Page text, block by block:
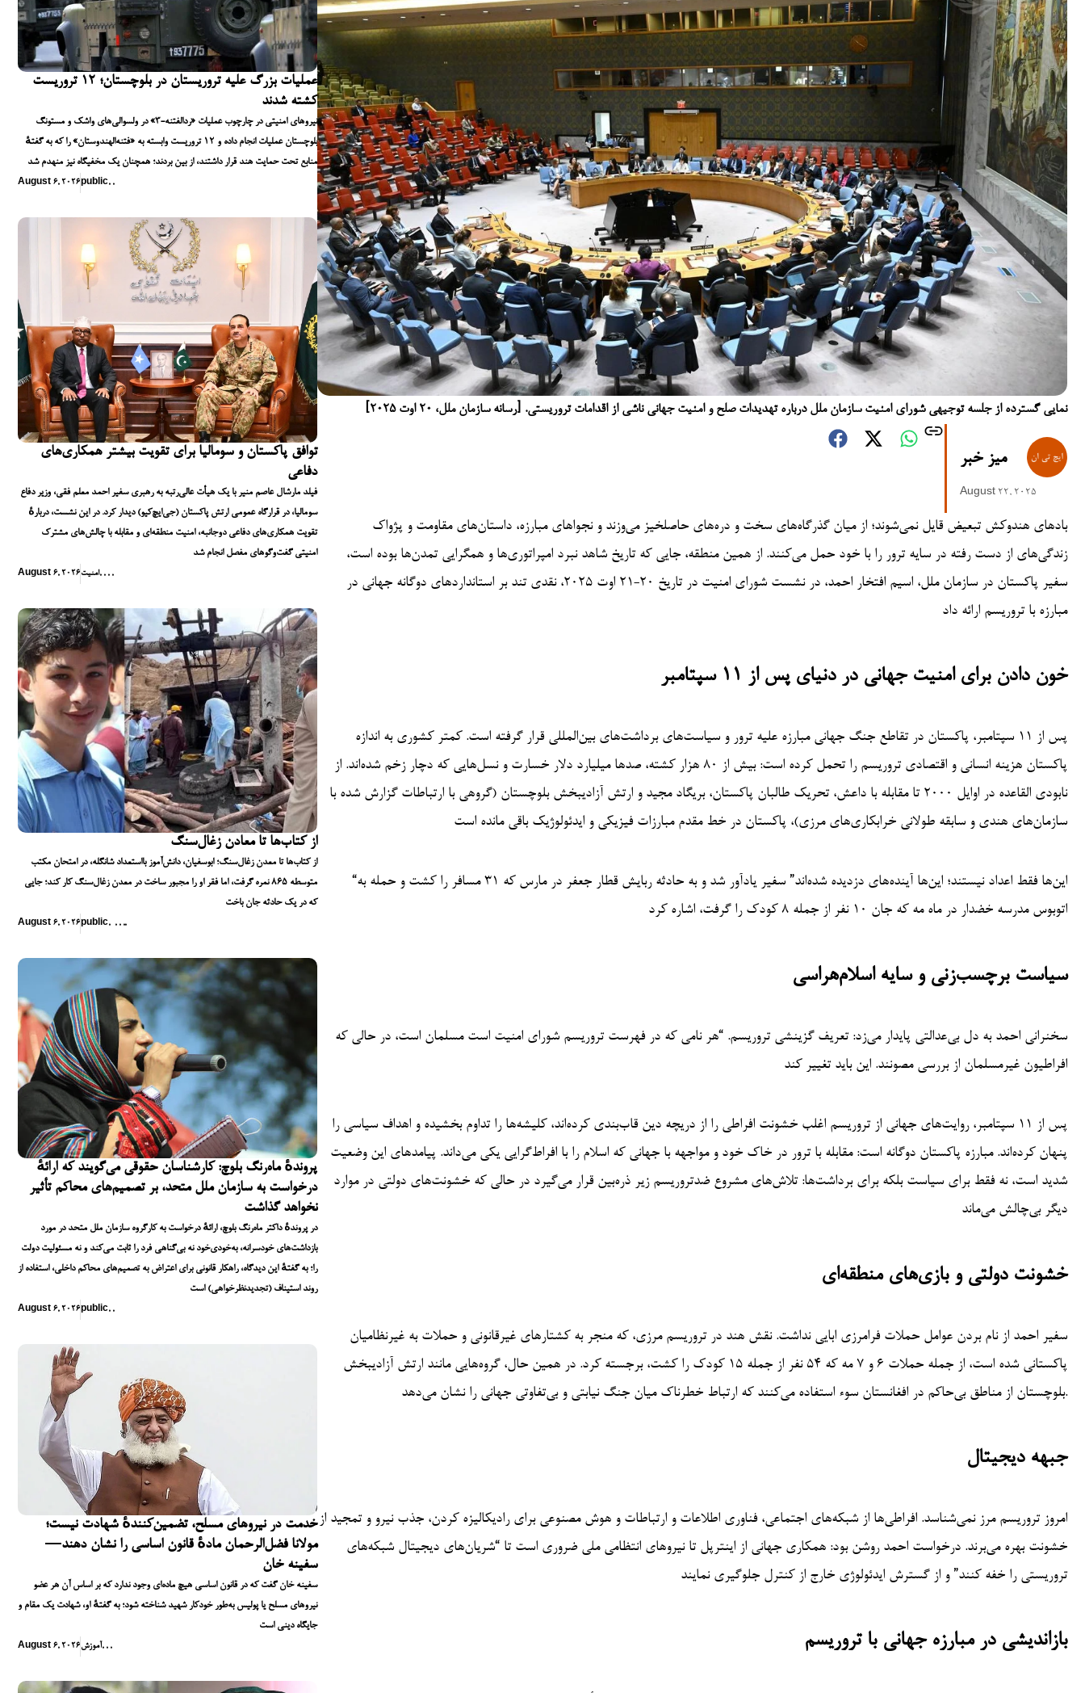
عملیات بزرگ علیه تروریستان در بلوچستان؛ ۱۲ تروریست
کشته شدند
نیروهای امنیتی در چارچوب عملیات «ردالفتنه-۳» در ولسوالی‌های واشک و مستونگ
بلوچستان عملیات انجام داده و ۱۲ تروریست وابسته به «فتنه‌الهندوستان» را که به گفتهٔ
منابع تحت حمایت هند قرار داشتند، از بین بردند؛ همچنان یک مخفیگاه نیز منهدم شد
August 6, 2026 public, ,
توافق پاکستان و سومالیا برای تقویت بیشتر همکاری‌های
دفاعی
فیلد مارشال عاصم منیر با یک هیأت عالی‌رتبه به رهبری سفیر احمد معلم فقی، وزیر دفاع
سومالیا، در قرارگاه عمومی ارتش پاکستان (جی‌ایچ‌کیو) دیدار کرد. در این نشست، دربارهٔ
تقویت همکاری‌های دفاعی دوجانبه، امنیت منطقه‌ای و مقابله با چالش‌های مشترک
امنیتی گفت‌وگوهای مفصل انجام شد
August 6, 2026امنیت, , , ,
از کتاب‌ها تا معادن زغال‌سنگ
از کتاب‌ها تا معدن زغال‌سنگ؛ ابوسفیان، دانش‌آموز بااستعداد شانگله، در امتحان مکتب
متوسطه ۸۶۵ نمره گرفت، اما فقر او را مجبور ساخت در معدن زغال‌سنگ کار کند؛ جایی
که در یک حادثه جان باخت
August 6, 2026 public, ,,,,
پروندهٔ ماه‌رنگ بلوچ: کارشناسان حقوقی می‌گویند که ارائهٔ
درخواست به سازمان ملل متحد، بر تصمیم‌های محاکم تأثیر
نخواهد گذاشت
در پروندهٔ داکتر ماه‌رنگ بلوچ، ارائهٔ درخواست به کارگروه سازمان ملل متحد در مورد
بازداشت‌های خودسرانه، به‌خودی‌خود نه بی‌گناهی فرد را ثابت می‌کند و نه مسئولیت دولت
را؛ به گفتهٔ این دیدگاه، راهکار قانونی برای اعتراض به تصمیم‌های محاکم داخلی، استفاده از
روند استیناف (تجدیدنظرخواهی) است
August 6, 2026 public, ,
خدمت در نیروهای مسلح، تضمین‌کنندهٔ شهادت نیست؛
مولانا فضل‌الرحمان مادهٔ قانون اساسی را نشان دهند—
سفینه خان
سفینه خان گفت که در قانون اساسی هیچ ماده‌ای وجود ندارد که بر اساس آن هر عضو
نیروهای مسلح یا پولیس به‌طور خودکار شهید شناخته شود؛ به گفتهٔ او، شهادت یک مقام و
جایگاه دینی است
August 6, 2026آموزش, , ,
نمایی گسترده از جلسه توجیهی شورای امنیت سازمان ملل درباره تهدیدات صلح و امنیت جهانی ناشی از اقدامات تروریستی. [رسانه سازمان ملل، ۲۰ اوت ۲۰۲۵]
میز خبر
August 22, 2025
بادهای هندوکش تبعیض قایل نمی‌شوند؛ از میان گذرگاه‌های سخت و دره‌های حاصلخیز می‌وزند و نجواهای مبارزه، داستان‌های مقاومت و پژواک
زندگی‌های از دست رفته در سایه ترور را با خود حمل می‌کنند. از همین منطقه، جایی که تاریخ شاهد نبرد امپراتوری‌ها و همگرایی تمدن‌ها بوده است،
سفیر پاکستان در سازمان ملل، اسیم افتخار احمد، در نشست شورای امنیت در تاریخ ۲۰-۲۱ اوت ۲۰۲۵، نقدی تند بر استانداردهای دوگانه جهانی در
مبارزه با تروریسم ارائه داد
خون دادن برای امنیت جهانی در دنیای پس از ۱۱ سپتامبر
پس از ۱۱ سپتامبر، پاکستان در تقاطع جنگ جهانی مبارزه علیه ترور و سیاست‌های برداشت‌های بین‌المللی قرار گرفته است. کمتر کشوری به اندازه
پاکستان هزینه انسانی و اقتصادی تروریسم را تحمل کرده است: بیش از ۸۰ هزار کشته، صدها میلیارد دلار خسارت و نسل‌هایی که دچار زخم شده‌اند. از
نابودی القاعده در اوایل ۲۰۰۰ تا مقابله با داعش، تحریک طالبان پاکستان، بریگاد مجید و ارتش آزادیبخش بلوچستان (گروهی با ارتباطات گزارش شده با
سازمان‌های هندی و سابقه طولانی خرابکاری‌های مرزی)، پاکستان در خط مقدم مبارزات فیزیکی و ایدئولوژیک باقی مانده است
“این‌ها فقط اعداد نیستند؛ این‌ها آینده‌های دزدیده شده‌اند” سفیر یادآور شد و به حادثه ربایش قطار جعفر در مارس که ۳۱ مسافر را کشت و حمله به
اتوبوس مدرسه خضدار در ماه مه که جان ۱۰ نفر از جمله ۸ کودک را گرفت، اشاره کرد
سیاست برچسب‌زنی و سایه اسلام‌هراسی
سخنرانی احمد به دل بی‌عدالتی پایدار می‌زد: تعریف گزینشی تروریسم. “هر نامی که در فهرست تروریسم شورای امنیت است مسلمان است، در حالی که
افراطیون غیرمسلمان از بررسی مصونند. این باید تغییر کند
پس از ۱۱ سپتامبر، روایت‌های جهانی از تروریسم اغلب خشونت افراطی را از دریچه دین قاب‌بندی کرده‌اند، کلیشه‌ها را تداوم بخشیده و اهداف سیاسی را
پنهان کرده‌اند. مبارزه پاکستان دوگانه است: مقابله با ترور در خاک خود و مواجهه با جهانی که اسلام را با افراط‌گرایی یکی می‌داند. پیامدهای این وضعیت
شدید است، نه فقط برای سیاست بلکه برای برداشت‌ها: تلاش‌های مشروع ضدتروریسم زیر ذره‌بین قرار می‌گیرد در حالی که خشونت‌های دولتی در موارد
دیگر بی‌چالش می‌ماند
خشونت دولتی و بازی‌های منطقه‌ای
سفیر احمد از نام بردن عوامل حملات فرامرزی ابایی نداشت. نقش هند در تروریسم مرزی، که منجر به کشتارهای غیرقانونی و حملات به غیرنظامیان
پاکستانی شده است، از جمله حملات ۶ و ۷ مه که ۵۴ نفر از جمله ۱۵ کودک را کشت، برجسته کرد. در همین حال، گروه‌هایی مانند ارتش آزادیبخش
بلوچستان از مناطق بی‌حاکم در افغانستان سوء استفاده می‌کنند که ارتباط خطرناک میان جنگ نیابتی و بی‌تفاوتی جهانی را نشان می‌دهد.
جبهه دیجیتال
امروز تروریسم مرز نمی‌شناسد. افراطی‌ها از شبکه‌های اجتماعی، فناوری اطلاعات و ارتباطات و هوش مصنوعی برای رادیکالیزه کردن، جذب نیرو و تمجید از
خشونت بهره می‌برند. درخواست احمد روشن بود: همکاری جهانی از اینترپل تا نیروهای انتظامی ملی ضروری است تا “شریان‌های دیجیتال شبکه‌های
تروریستی را خفه کنند” و از گسترش ایدئولوژی خارج از کنترل جلوگیری نمایند
بازاندیشی در مبارزه جهانی با تروریسم